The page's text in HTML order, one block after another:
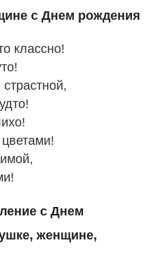
с Днем рождения
классно!
с Днем
женщине,